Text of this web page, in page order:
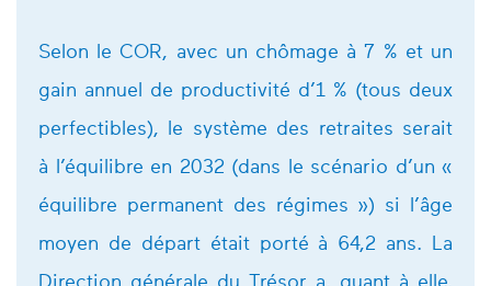
Selon le COR, avec un chômage à 7 % et un
gain annuel de productivité d’1 % (tous deux
perfectibles), le système des retraites serait
à l’équilibre en 2032 (dans le scénario d’un «
équilibre permanent des régimes ») si l’âge
moyen de départ était porté à 64,2 ans. La